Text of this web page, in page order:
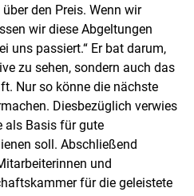
den Preis. Wenn wir
wir diese Abgeltungen
uns passiert.“ Er bat darum,
zu sehen, sondern auch das
Nur so könne die nächste
Diesbezüglich verwies
als Basis für gute
soll. Abschließend
und
für die geleistete